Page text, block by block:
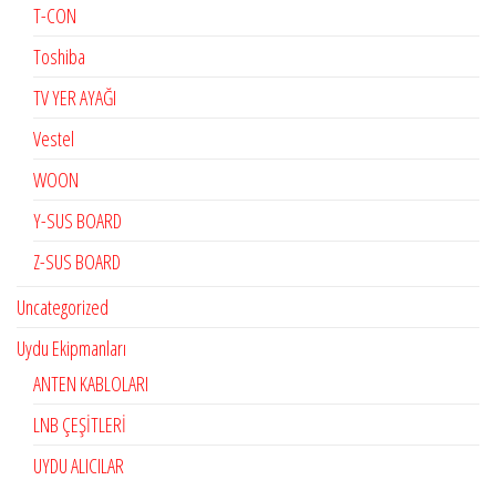
T-CON
Toshiba
TV YER AYAĞI
Vestel
WOON
Y-SUS BOARD
Z-SUS BOARD
Uncategorized
Uydu Ekipmanları
ANTEN KABLOLARI
LNB ÇEŞİTLERİ
UYDU ALICILAR